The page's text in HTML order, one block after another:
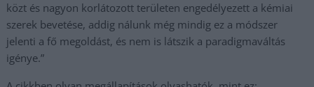
közt és nagyon korlátozott területen engedélyezett a kémiai
szerek bevetése, addig nálunk még mindig ez a módszer
jelenti a fő megoldást, és nem is látszik a paradigmaváltás
igénye.”